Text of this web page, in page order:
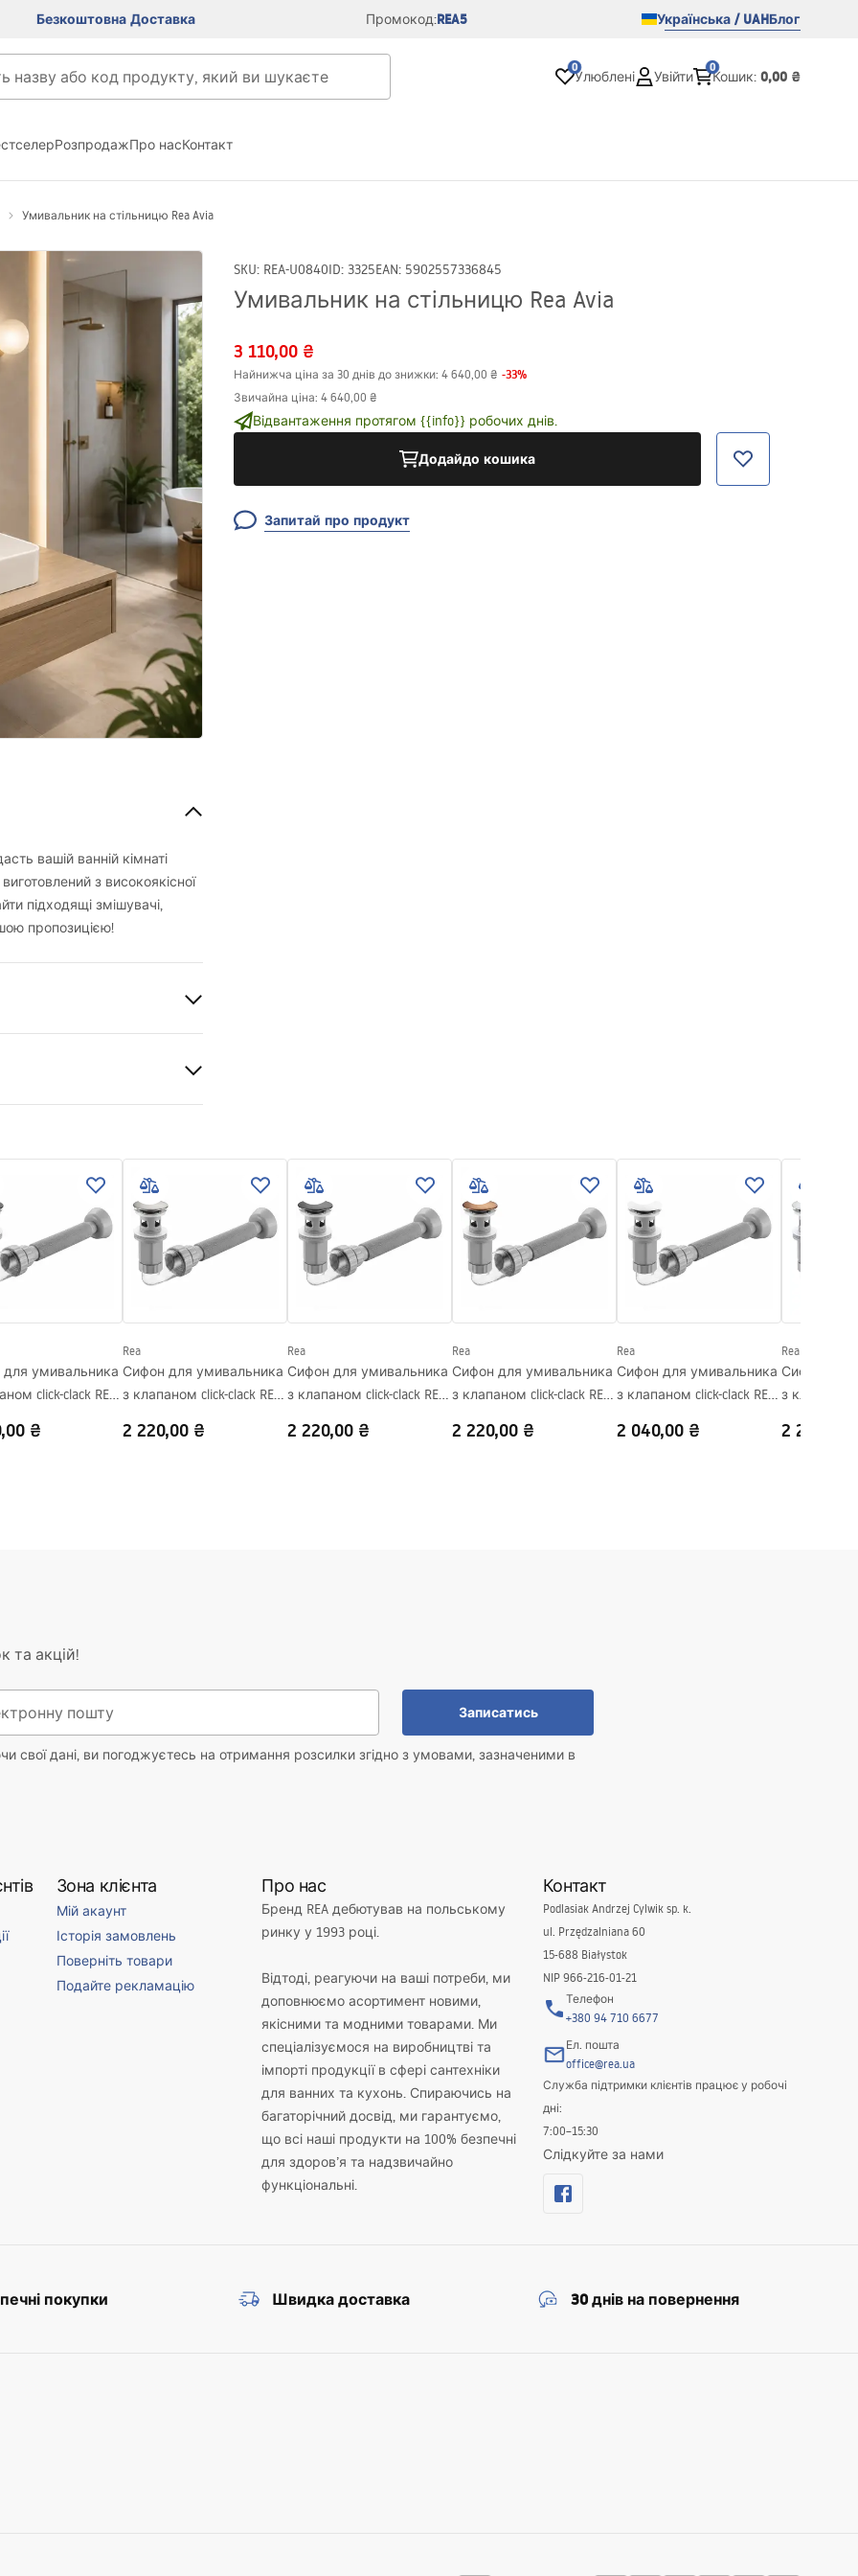
Безкоштовна Доставка Промокод:REA5 Українська / UAHБлог
0
Улюблені Увійти
0
Кошик: 0,00 ₴
РозпродажПро насКонтакт
Умивальник на стільницю Rea Avia
SKU: REA-U0840ID: 3325EAN: 5902557336845
Умивальник на стільницю Rea Avia
3 110,00 ₴
Найнижча ціна за 30 днів до знижки: 4 640,00 ₴ -33%
Звичайна ціна: 4 640,00 ₴
Відвантаження протягом {{info}} робочих днів.
Додайдо кошика
Запитай про продукт
вашій ванній кімнаті
з високоякісної
підходящі змішувачі,
пропозицією!
_5.pdf
умивальника
click-clack REA
₴
Rea
Сифон для умивальника
з клапаном click-clack REA
2 220,00 ₴
Rea
Сифон для умивальника
з клапаном click-clack REA
2 220,00 ₴
Rea
Сифон для умивальника
з клапаном click-clack REA
2 220,00 ₴
Rea
Сифон для умивальника
з клапаном click-clack REA
2 040,00 ₴
Rea
Сифон для
з клапаном
2 260,00
та акцій!
Записатись
свої дані, ви погоджуєтесь на отримання розсилки згідно з умовами, зазначеними в
Зона клієнта
Мій акаунт
Історія замовлень
Поверніть товари
Подайте рекламацію
Про нас
Бренд REA дебютував на польському
ринку у 1993 році.
Відтоді, реагуючи на ваші потреби, ми
доповнюємо асортимент новими,
якісними та модними товарами. Ми
спеціалізуємося на виробництві та
імпорті продукції в сфері сантехніки
для ванних та кухонь. Спираючись на
багаторічний досвід, ми гарантуємо,
що всі наші продукти на 100% безпечні
для здоров’я та надзвичайно
функціональні.
Контакт
Podlasiak Andrzej Cylwik sp. k.
ul. Przędzalniana 60
15-688 Białystok
NIP 966-216-01-21
Телефон
+380 94 710 6677
Ел. пошта
office@rea.ua
Служба підтримки клієнтів працює у робочі
дні:
7:00–15:30
Слідкуйте за нами
покупки Швидка доставка 30 днів на повернення